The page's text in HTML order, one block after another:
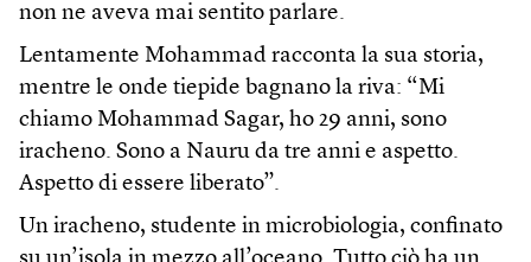
non ne aveva mai sentito parlare.
Lentamente Mohammad racconta la sua storia,
mentre le onde tiepide bagnano la riva: “Mi
chiamo Mohammad Sagar, ho 29 anni, sono
iracheno. Sono a Nauru da tre anni e aspetto.
Aspetto di essere liberato”.
Un iracheno, studente in microbiologia, confinato